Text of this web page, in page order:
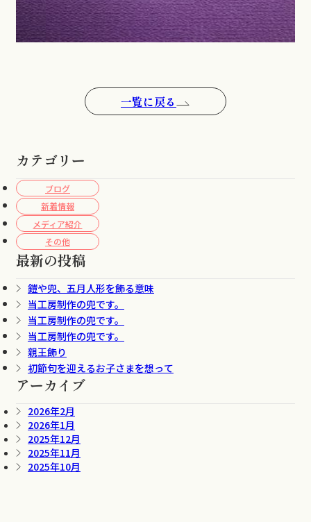
カテゴリー
ブログ
新着情報
メディア紹介
その他
最新の投稿
鎧や兜、五月人形を飾る意味
当工房制作の兜です。
当工房制作の兜です。
当工房制作の兜です。
親王飾り
初節句を迎えるお子さまを想って
アーカイブ
2026年2月
2026年1月
2025年12月
2025年11月
2025年10月
一覧に戻る